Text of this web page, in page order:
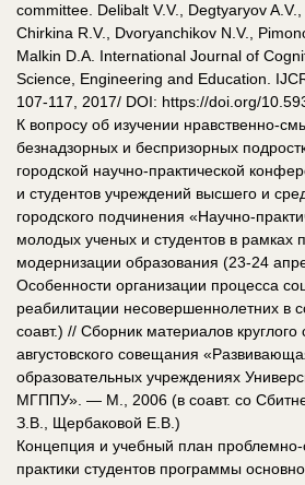
committee. Delibalt V.V., Degtyaryov A.V.,
Chirkina R.V., Dvoryanchikov N.V.,
Malkin D.A. International Journal of
Science, Engineering and Education.
107-117, 2017/ DOI: https://doi.org/
К вопросу об изучении нравственно-
безнадзорных и беспризорных
городской научно-практической
и студентов учреждений высшего и
городского подчинения «Научно-
молодых ученых и студентов в рамках
модернизации образования (23-24
Особенности организации процесса
реабилитации несовершеннолетних в
соавт.) // Сборник материалов круглого
августовского совещания
образовательных учреждениях
МГППУ». — М., 2006 (в соавт. со
З.В., Щербаковой Е.В.)
Концепция и учебный план
практики студентов программы